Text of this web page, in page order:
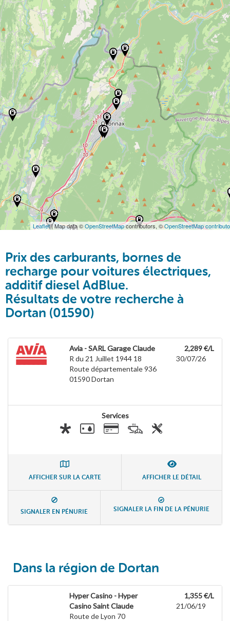
Leaflet| Map data ©OpenStreetMapcontributors, ©OpenStreetMap
Prix des carburants, bornes de
recharge pour voitures électriques,
additif diesel AdBlue.
Résultats de votre recherche à
Dortan (01590)
Avia - SARL Garage Claude
R du 21 Juillet 1944 18
Route départementale 936
01590Dortan
2,289 €/L
30/07/26
Services
AFFICHER SUR LA CARTE AFFICHER LE DÉTAIL
SIGNALER EN PÉNURIE SIGNALER LA FIN DE LA PÉNURIE
Dans la région de Dortan
Hyper Casino - Hyper
Casino Saint Claude
Route de Lyon 70
1,355 €/L
21/06/19